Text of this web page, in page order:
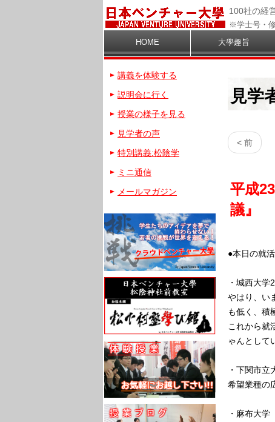
100社の経
※学士号・
HOME 大學趣旨
見学
< 前
平成
議』
●本日の就
・城西大
やはり、い
も低く、積
これから就
ゃんとして
・下関市
希望業種の
・麻布大
講義を体験する
説明会に行く
授業の様子を見る
見学者の声
特別講義:松陰学
ミニ通信
メールマガジン